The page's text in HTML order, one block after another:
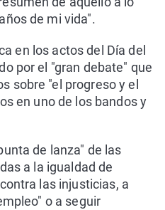
de mi vida".
en los actos del Día del
por el "gran debate" que
sobre "el progreso y el
en uno de los bandos y
de lanza" de las
a la igualdad de
las injusticias, a
o a seguir